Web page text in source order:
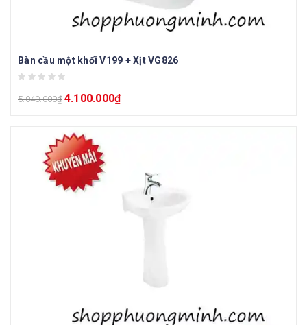
Bàn cầu một khối V199 + Xịt VG826
5.040.000₫ 4.100.000₫